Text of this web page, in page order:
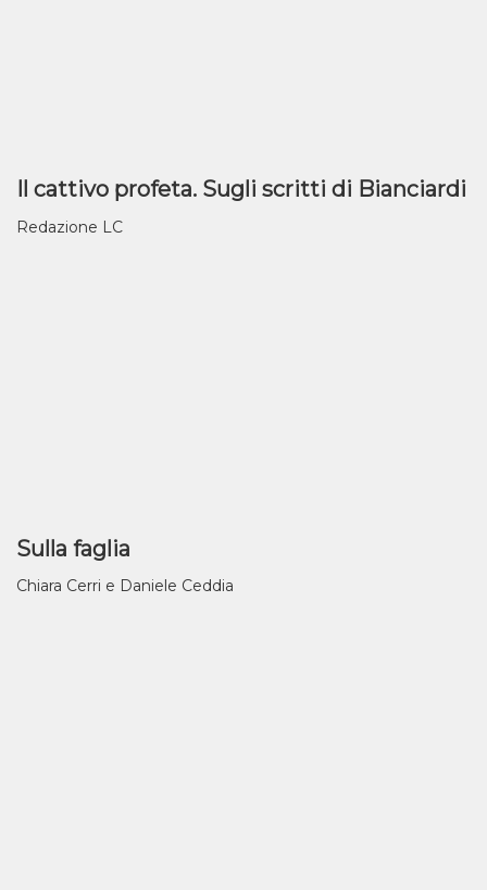
Il cattivo profeta. Sugli scritti di Bianciardi
Redazione LC
Sulla faglia
Chiara Cerri e Daniele Ceddia